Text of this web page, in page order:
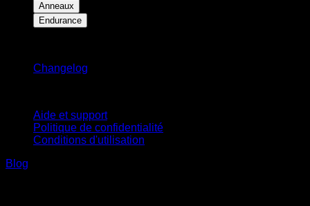
Anneaux
Endurance
Changelog
Aide et support
Politique de confidentialité
Conditions d'utilisation
Blog